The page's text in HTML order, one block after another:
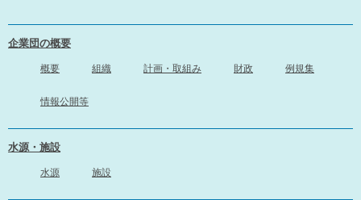
企業団の概要
概要 組織 計画・取組み 財政 例規集
情報公開等
水源・施設
水源 施設